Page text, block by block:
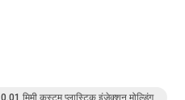
0.01 मिमी कस्टम प्लास्टिक इंजेक्शन मोल्डिंग